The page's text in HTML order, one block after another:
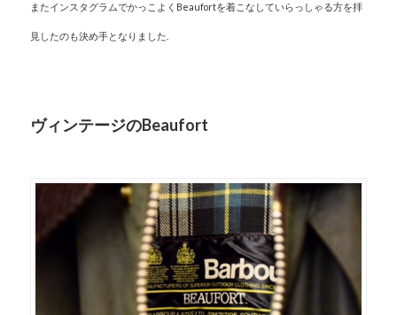
またインスタグラムでかっこよくBeaufortを着こなしていらっしゃる方を拝
見したのも決め手となりました.
ヴィンテージのBeaufort